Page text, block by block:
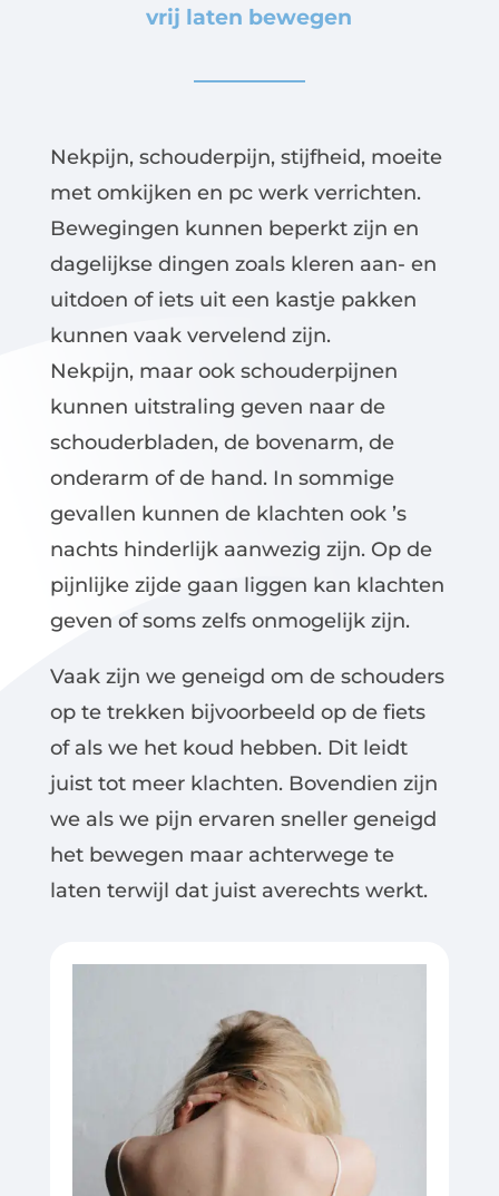
vrij laten bewegen
Nekpijn, schouderpijn, stijfheid, moeite
met omkijken en pc werk verrichten.
Bewegingen kunnen beperkt zijn en
dagelijkse dingen zoals kleren aan- en
uitdoen of iets uit een kastje pakken
kunnen vaak vervelend zijn.
Nekpijn, maar ook schouderpijnen
kunnen uitstraling geven naar de
schouderbladen, de bovenarm, de
onderarm of de hand. In sommige
gevallen kunnen de klachten ook ’s
nachts hinderlijk aanwezig zijn. Op de
pijnlijke zijde gaan liggen kan klachten
geven of soms zelfs onmogelijk zijn.
Vaak zijn we geneigd om de schouders
op te trekken bijvoorbeeld op de fiets
of als we het koud hebben. Dit leidt
juist tot meer klachten. Bovendien zijn
we als we pijn ervaren sneller geneigd
het bewegen maar achterwege te
laten terwijl dat juist averechts werkt.